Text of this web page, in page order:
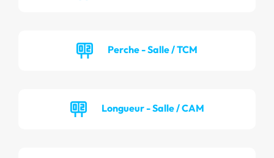
Perche - Salle / TCM
Longueur - Salle / CAM